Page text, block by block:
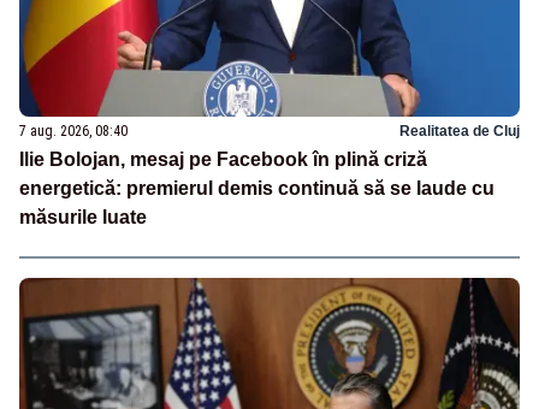
7 aug. 2026, 08:40 Realitatea de Cluj
Ilie Bolojan, mesaj pe Facebook în plină criză
energetică: premierul demis continuă să se laude cu
măsurile luate